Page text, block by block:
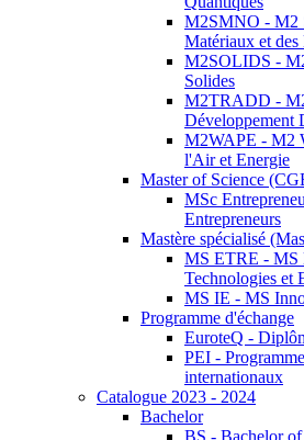
M2SMNO - M2
Matériaux et
M2SOLIDS -
Solides
M2TRADD -
Développement
M2WAPE - M2
l'Air et Energie
Master of Science
MSc
Entrepreneurs
Mastère spécialisé
MS ETRE - MS
Technologies et
MS IE - MS
Programme d'échange
EuroteQ -
PEI -
internationaux
Catalogue 2023 - 2024
Bachelor
BS - Bachelor